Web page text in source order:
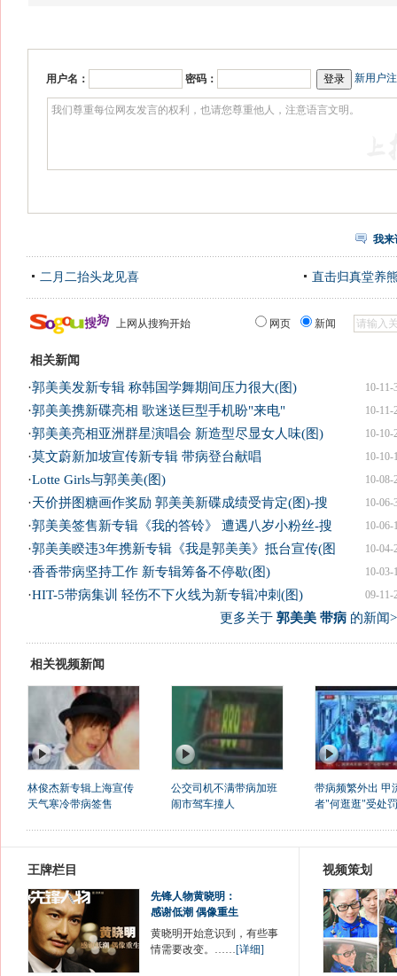
用户名： 密码： 新用户
我来
二月二抬头龙见喜 直击归真堂养
上网从搜狗开始 网页 新闻
相关新闻
10-11-
·郭美美发新专辑 称韩国学舞期间压力很大(图)
10-11-
·郭美美携新碟亮相 歌迷送巨型手机盼"来电"
10-10-
·郭美美亮相亚洲群星演唱会 新造型尽显女人味(图)
10-10-
·莫文蔚新加坡宣传新专辑 带病登台献唱
10-08-
·Lotte Girls与郭美美(图)
10-06-
·天价拼图糖画作奖励 郭美美新碟成绩受肯定(图)-搜
10-06-
·郭美美签售新专辑《我的答铃》 遭遇八岁小粉丝-搜
10-04-
·郭美美睽违3年携新专辑《我是郭美美》抵台宣传(图
10-03-
·香香带病坚持工作 新专辑筹备不停歇(图)
09-11-
·HIT-5带病集训 轻伤不下火线为新专辑冲刺(图)
更多关于 郭美美 带病的新闻
相关视频新闻
林俊杰新专辑上海宣传
天气寒冷带病签售
公交司机不满带病加班
闹市驾车撞人
带病频繁外出 甲
者"何逛逛"受处罚
王牌栏目
先锋人物黄晓明：
感谢低潮 偶像重生
黄晓明开始意识到，有些事
情需要改变。……[详细]
视频策划